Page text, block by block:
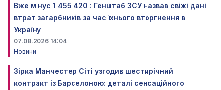
Вже мінус 1 455 420 : Генштаб ЗСУ назвав свіжі дані
втрат загарбників за час їхнього вторгнення в
Україну
07.08.2026 14:04
Новини
Зірка Манчестер Сіті узгодив шестирічний
контракт із Барселоною: деталі сенсаційного